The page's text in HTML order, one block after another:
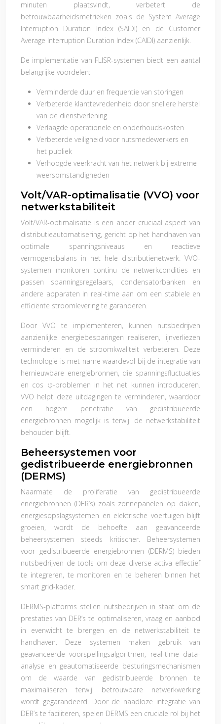
minuten plaatsvindt, verbetert de
betrouwbaarheidsmetrieken zoals de System Average
Interruption Duration Index (SAIDI) en de Customer
Average Interruption Duration Index (CAIDI) aanzienlijk.
De implementatie van FLISR-systemen biedt een aantal
belangrijke voordelen:
Verminderde duur en frequentie van storingen
Verbeterde klanttevredenheid door snellere herstel
van de dienstverlening
Verlaagde operationele en onderhoudskosten
Verbeterde veiligheid voor nutsmedewerkers en
het publiek
Verhoogde veerkracht van het netwerk bij extreme
weersomstandigheden
Volt/VAR-optimalisatie (VVO) voor
netwerkstabiliteit
Volt/VAR-optimalisatie is een ander cruciaal aspect van
distributieautomatisering, gericht op het handhaven van
optimale spanningsniveaus en reactieve
vermogensbalans in het hele distributienetwerk. VVO-
systemen monitoren continu de netwerkcondities en
passen spanningsregelaars, condensatorbanken en
andere apparaten in real-time aan om een stabiele en
efficiënte stroomlevering te garanderen.
Door VVO te implementeren, kunnen nutsbedrijven
aanzienlijke energiebesparingen realiseren, lijnverliezen
verminderen en de stroomkwaliteit verbeteren. Deze
technologie is met name waardevol bij de integratie van
hernieuwbare energiebronnen, die spanningsfluctuaties
en cos φ-problemen in het net kunnen introduceren.
VVO helpt deze uitdagingen te verminderen, waardoor
een hogere penetratie van gedistribueerde
energiebronnen mogelijk is terwijl de netwerkstabiliteit
behouden blijft.
Beheersystemen voor
gedistribueerde energiebronnen
(DERMS)
Naarmate de proliferatie van gedistribueerde
energiebronnen (DER’s) zoals zonnepanelen op daken,
energiesopslagsystemen en elektrische voertuigen blijft
groeien, wordt de behoefte aan geavanceerde
beheersystemen steeds kritischer. Beheersystemen
voor gedistribueerde energiebronnen (DERMS) bieden
nutsbedrijven de tools om deze diverse activa effectief
te integreren, te monitoren en te beheren binnen het
smart grid-kader.
DERMS-platforms stellen nutsbedrijven in staat om de
prestaties van DER’s te optimaliseren, vraag en aanbod
in evenwicht te brengen en de netwerkstabiliteit te
handhaven. Deze systemen maken gebruik van
geavanceerde voorspellingsalgoritmen, real-time data-
analyse en geautomatiseerde besturingsmechanismen
om de waarde van gedistribueerde bronnen te
maximaliseren terwijl betrouwbare netwerkwerking
wordt gegarandeerd. Door de naadloze integratie van
DER’s te faciliteren, spelen DERMS een cruciale rol bij het